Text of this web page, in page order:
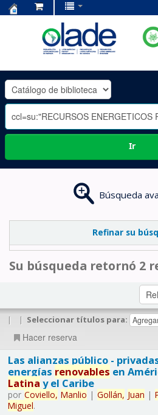
OLADE
-
Ir
Búsqueda
Refinar su
Su búsqueda retornó 2
| | Seleccionar títulos para:
Hacer reserva
Las alianzas público -
energías renovables en
Latina y el Caribe
por Coviello, Manlio | Gollán, Juan |
Miguel.